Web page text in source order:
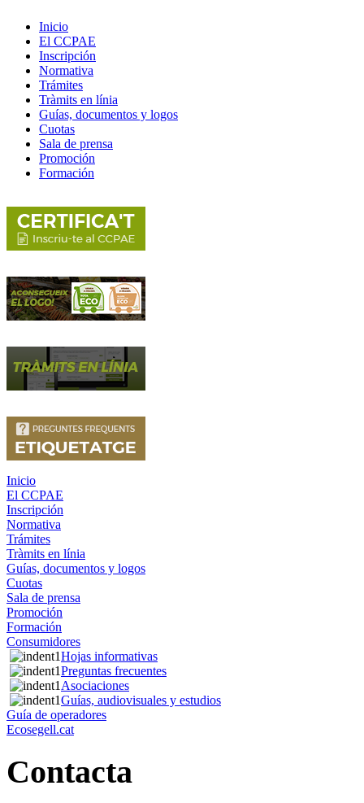
Inicio
El CCPAE
Inscripción
Normativa
Trámites
Tràmits en línia
Guías, documentos y logos
Cuotas
Sala de prensa
Promoción
Formación
Inicio
El CCPAE
Inscripción
Normativa
Trámites
Tràmits en línia
Guías, documentos y logos
Cuotas
Sala de prensa
Promoción
Formación
Consumidores
Hojas informativas
Preguntas frecuentes
Asociaciones
Guías, audiovisuales y estudios
Guía de operadores
Ecosegell.cat
Contacta